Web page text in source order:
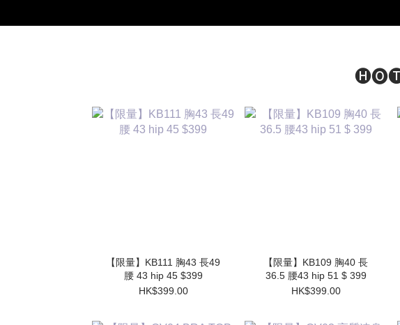
🅗🅞🅣
【限量】KB111 胸43 長49
腰 43 hip 45 $399
HK$399.00
【限量】KB109 胸40 長
36.5 腰43 hip 51 $ 399
HK$399.00